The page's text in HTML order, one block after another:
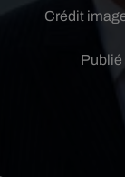
Publié
Crédit